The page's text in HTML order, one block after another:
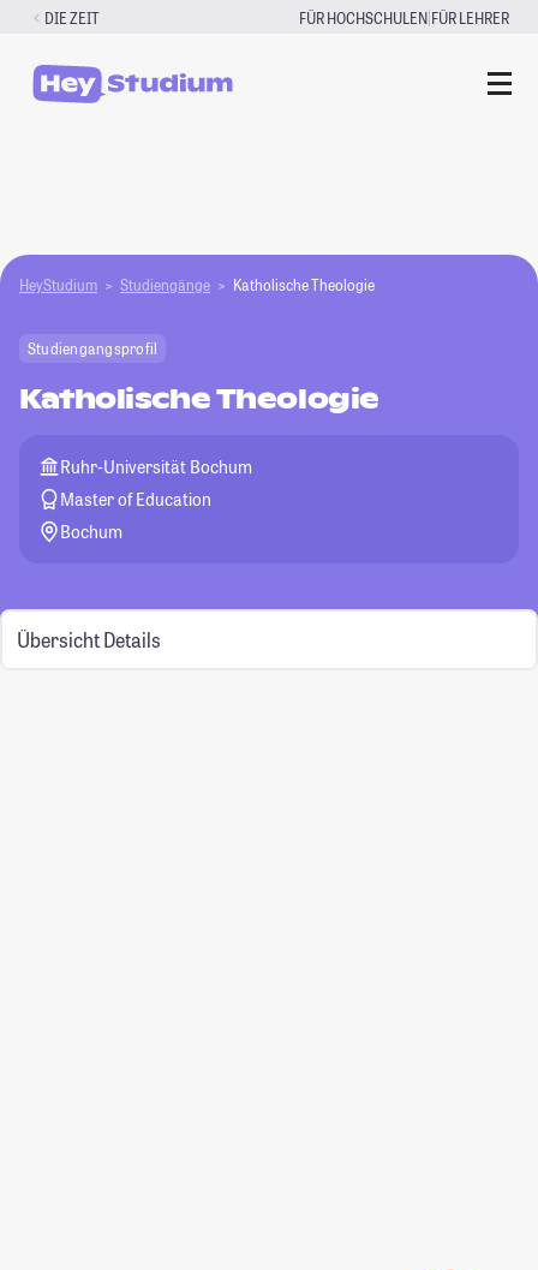
Zum
springen
DIE ZEIT FÜR HOCHSCHULEN|FÜR LEHRER
HeyStudium Studiengänge Katholische Theologie
Studiengangsprofil
Katholische Theologie
Ruhr-Universität Bochum
Master of Education
Bochum
Übersicht Details